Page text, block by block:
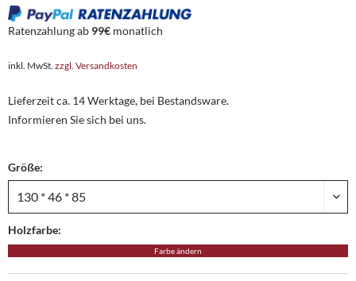
Ratenzahlung ab 99€ monatlich
inkl. MwSt. zzgl. Versandkosten
Lieferzeit ca. 14 Werktage, bei Bestandsware.
Informieren Sie sich bei uns.
Größe:
Holzfarbe:
Farbe ändern